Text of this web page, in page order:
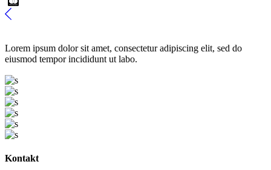
Lorem ipsum dolor sit amet, consectetur adipiscing elit, sed do
eiusmod tempor incididunt ut labo.
Kontakt